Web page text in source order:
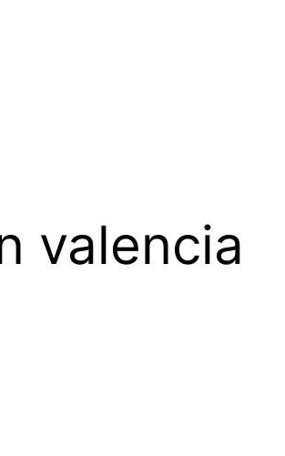
valencia